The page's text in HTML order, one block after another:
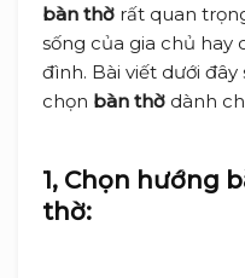
bàn thờ rất quan
sống của gia chủ hay
đình. Bài viết dưới
chọn bàn thờ dành
1, Chọn hướng
thờ: